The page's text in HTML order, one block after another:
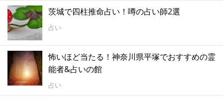
茨城で四柱推命占い！噂の占い師2選
占い
怖いほど当たる！神奈川県平塚でおすすめの霊
能者&占いの館
占い